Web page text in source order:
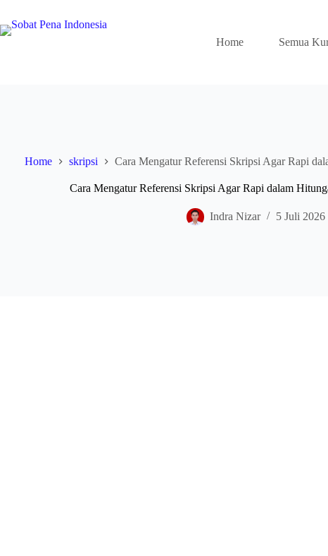
content
Home
Semua
Home skripsi Cara Mengatur Referensi Skripsi Agar Rapi
Cara Mengatur Referensi Skripsi Agar Rapi dalam
Indra Nizar 5 Juli 2026